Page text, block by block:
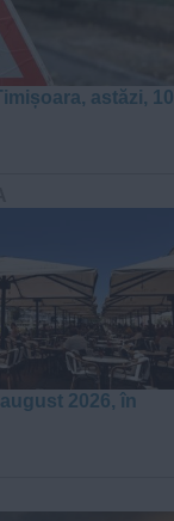
astăzi, 10
2026, în